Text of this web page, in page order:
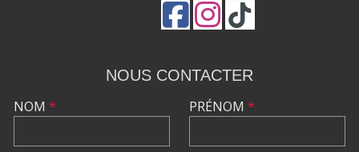
NOUS CONTACTER
NOM * PRÉNOM *